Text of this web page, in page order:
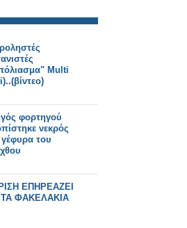
Multi
φορτηγού
νεκρός
του
ΕΠΗΡΕΑΖΕΙ
ΤΑ ΦΑΚΕΛΑΚΙΑ